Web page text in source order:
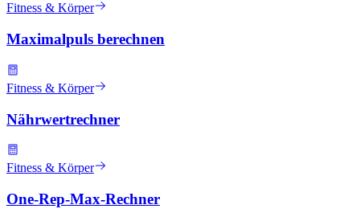
Fitness & Körper
Maximalpuls berechnen
Fitness & Körper
Nährwertrechner
Fitness & Körper
One-Rep-Max-Rechner